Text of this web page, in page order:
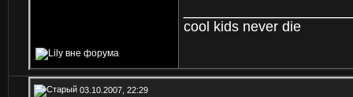
cool kids never die
03.10.2007, 22:29